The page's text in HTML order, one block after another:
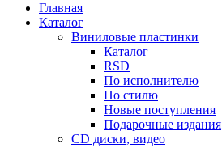
Главная
Каталог
Виниловые пластинки
Каталог
RSD
По исполнителю
По стилю
Новые поступления
Подарочные издания
CD диски, видео